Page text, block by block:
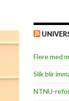
Flere med
Slik blir
NTNU-